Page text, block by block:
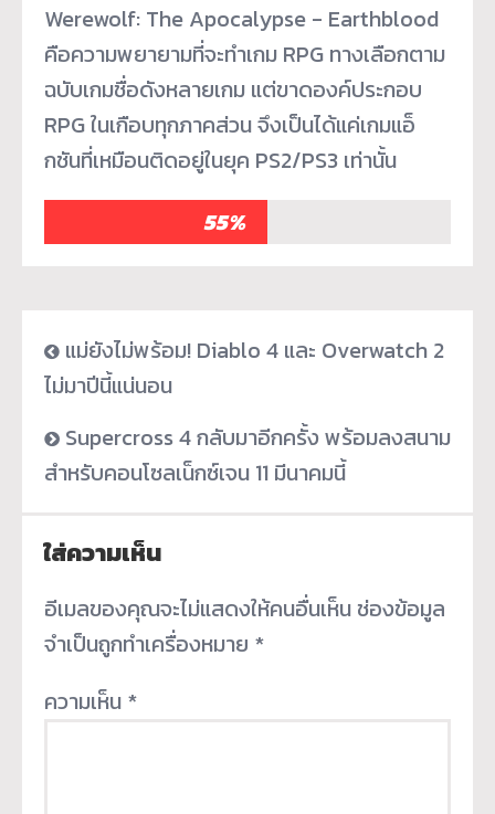
Werewolf: The Apocalypse - Earthblood
คือความพยายามที่จะทำเกม RPG ทางเลือกตาม
ฉบับเกมชื่อดังหลายเกม แต่ขาดองค์ประกอบ
RPG ในเกือบทุกภาคส่วน จึงเป็นได้แค่เกมแอ็
กชันที่เหมือนติดอยู่ในยุค PS2/PS3 เท่านั้น
55%
แม่ยังไม่พร้อม! Diablo 4 และ Overwatch 2
ไม่มาปีนี้แน่นอน
Supercross 4 กลับมาอีกครั้ง พร้อมลงสนาม
สำหรับคอนโซลเน็กซ์เจน 11 มีนาคมนี้
ใส่ความเห็น
อีเมลของคุณจะไม่แสดงให้คนอื่นเห็น ช่องข้อมูล
จำเป็นถูกทำเครื่องหมาย *
ความเห็น *